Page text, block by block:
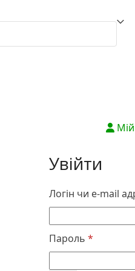
Мій
Увійти
Логін чи e-mail
Пароль *